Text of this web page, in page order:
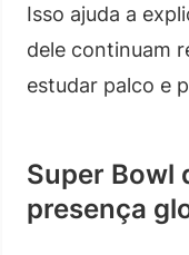
Isso ajuda a
dele continuam
estudar palco e
Super Bowl
presença